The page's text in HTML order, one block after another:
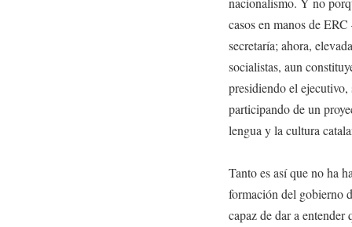
casos en manos de
secretaría; ahora,
socialistas, aun
presidiendo el ejecutivo,
participando de un
lengua y la cultura
Tanto es así que no ha
formación del gobierno
capaz de dar a